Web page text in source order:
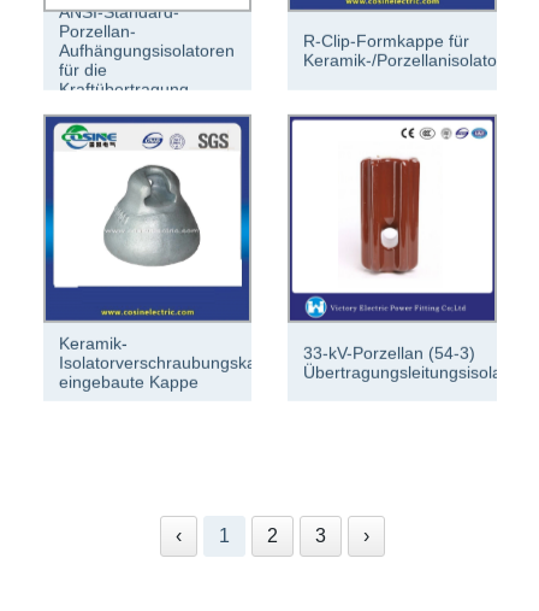
ANSI-Standard-
Porzellan-
Aufhängungsisolatoren
für die
Kraftübertragung
R-Clip-Formkappe für
Keramik-/Porzellanisolator
Keramik-
Isolatorverschraubungskappe/Porzellanisolator,
eingebaute Kappe
33-kV-Porzellan (54-3)
Übertragungsleitungsisolator
‹ 1 2 3 ›